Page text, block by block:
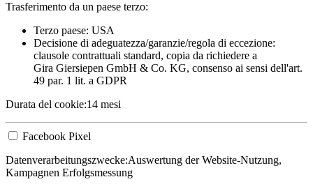
Trasferimento da un paese terzo:
Terzo paese: USA
Decisione di adeguatezza/garanzie/regola di eccezione:
clausole contrattuali standard, copia da richiedere a
Gira Giersiepen GmbH & Co. KG, consenso ai sensi dell'art.
49 par. 1 lit. a GDPR
Durata del cookie:14 mesi
Facebook Pixel
Datenverarbeitungszwecke:Auswertung der Website-Nutzung,
Kampagnen Erfolgsmessung